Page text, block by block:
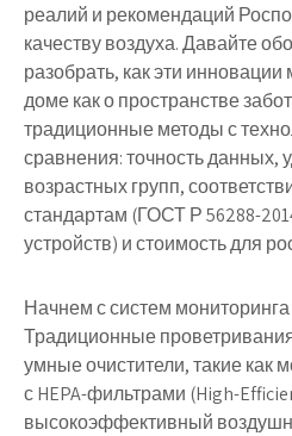
реалий и рекомендаций
качеству воздуха. Давайте
разобрать, как эти
доме как о пространстве
традиционные методы с
сравнения: точность данных,
возрастных групп,
стандартам (ГОСТ Р 56288-
устройств) и стоимость для
Начнем с систем
Традиционные
умные очистители, такие как
с HEPA-фильтрами (High-
высокоэффективный